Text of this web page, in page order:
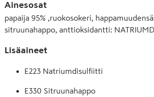
Ainesosat
papaija 95% ,ruokosokeri,
sitruunahappo, anttioksidantti:
Lisäaineet
E223 Natriumdisulfiitti
E330 Sitruunahappo